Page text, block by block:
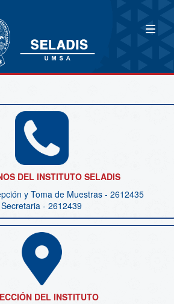
DEL INSTITUTO SELADIS
y Toma de Muestras - 2612435
Secretaria - 2612439
DEL INSTITUTO